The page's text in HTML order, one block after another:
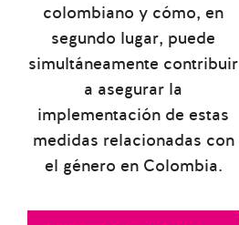
colombiano y cómo, en
segundo lugar, puede
simultáneamente contribuir
a asegurar la
implementación de estas
medidas relacionadas con
el género en Colombia.